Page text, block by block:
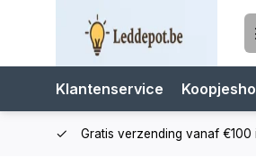
Klantenservice
Gratis verzending vanaf €100